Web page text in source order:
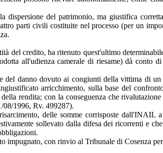
del patrimonio, ma giustifica
parti civili costituite nel processo (per un
del credito, ha ritenuto quest'ultimo
all'udienza camerale di riesame) dà conto
danno dovuto ai congiunti della vittima di
arricchimento, sulla base del
rendita; con la conseguenza che
08/1996, Rv. 499287).
delle somme corrisposte dall'INAIL
sollevato dalla difesa dei ricorrenti e
con rinvio al Tribunale di Cosenza